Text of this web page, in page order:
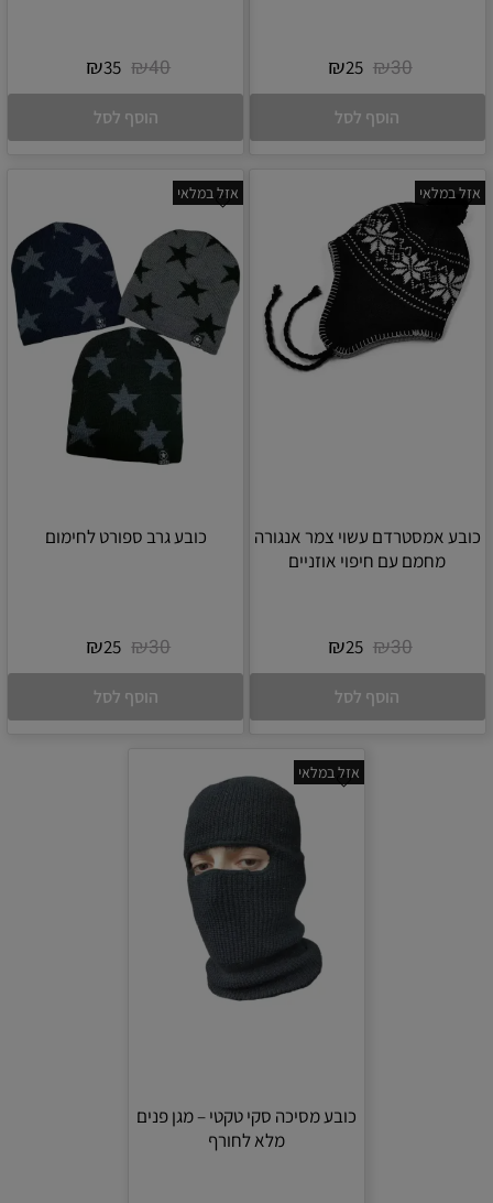
₪30
₪25
הוסף לסל
₪40
₪35
הוסף לסל
אזל במלאי
כובע אמסטרדם עשוי צמר אנגורה
מחמם עם חיפוי אוזניים
₪30
₪25
הוסף לסל
אזל במלאי
כובע גרב ספורט לחימום
₪30
₪25
הוסף לסל
אזל במלאי
כובע מסיכה סקי טקטי – מגן פנים
מלא לחורף